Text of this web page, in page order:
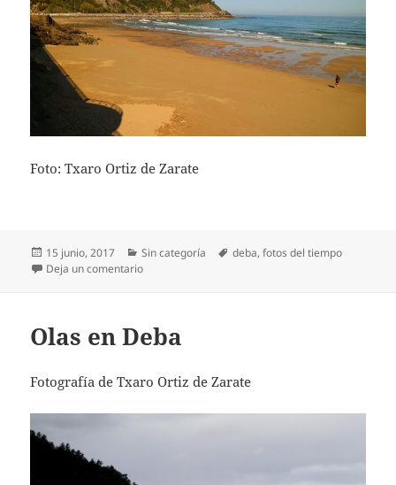
Foto: Txaro Ortiz de Zarate
Publicado
el
15 junio, 2017 Categorías
Sin categoría Etiquetas
deba,fotos del tiempo
Deja un comentarioen Sol y marea baja en Deba
Olas en Deba
Fotografía de Txaro Ortiz de Zarate